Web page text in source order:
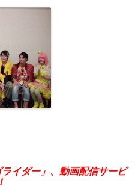
イダー」、動画配信サービ